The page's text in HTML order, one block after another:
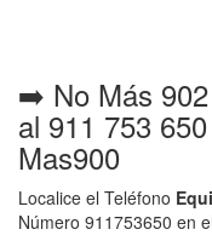
➡️ No Más
al 911 753
Mas900
Localice el Teléfono
Número 911753650 en